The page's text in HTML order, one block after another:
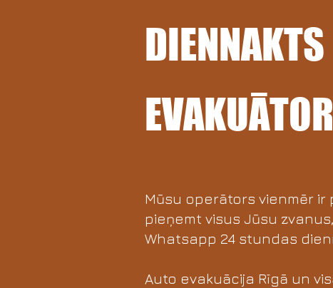
DIENNAKTS
Mūsu operātors vienmēr ir
pieņemt visus Jūsu
Whatsapp 24 stundas
Auto evakuācija Rīgā un